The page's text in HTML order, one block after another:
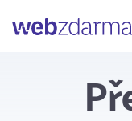
Webzdarma